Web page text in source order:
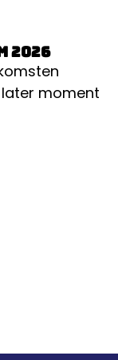
2026
moment